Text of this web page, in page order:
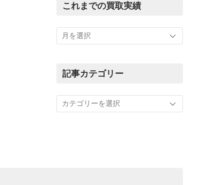
これまでの買取実績
ま
買
績
記事カテゴリー
事
カ